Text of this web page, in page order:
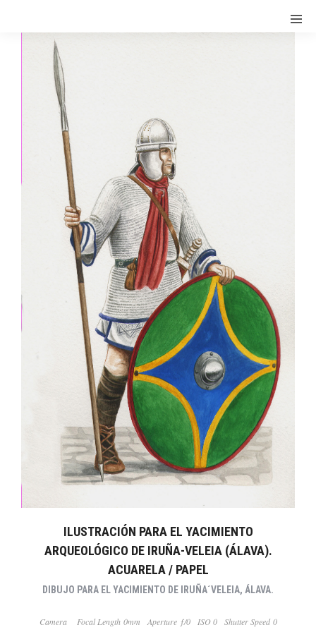
ILUSTRACIÓN PARA EL YACIMIENTO
ARQUEOLÓGICO DE IRUÑA-VELEIA (ÁLAVA).
ACUARELA / PAPEL
DIBUJO PARA EL YACIMIENTO DE IRUÑA´VELEIA, ÁLAVA.
Camera Focal Length 0mm Aperture ƒ/0 ISO 0 Shutter Speed 0